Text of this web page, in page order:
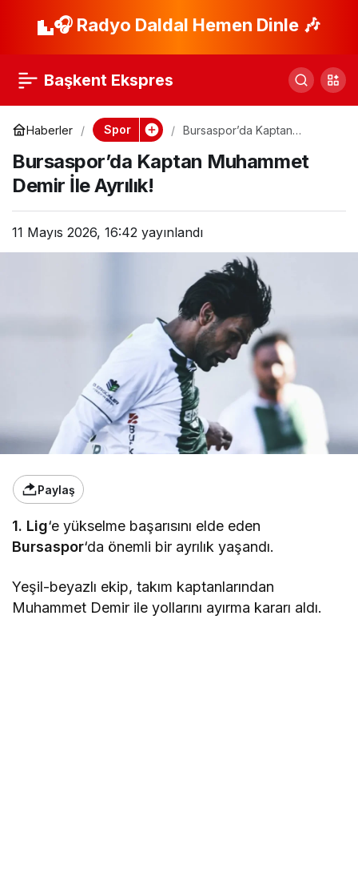
🎧 Radyo Daldal Hemen Dinle 🎶
Başkent Ekspres
Haberler Spor
Bursaspor’da Kaptan
Bursaspor’da Kaptan Muhammet
Demir İle Ayrılık!
11 Mayıs 2026, 16:42 yayınlandı
Paylaş
1. Lig‘e yükselme başarısını elde eden
Bursaspor‘da önemli bir ayrılık yaşandı.
Yeşil-beyazlı ekip, takım kaptanlarından
Muhammet Demir ile yollarını ayırma kararı aldı.
Kayserispor, Süper
Hedefler
Paylaş